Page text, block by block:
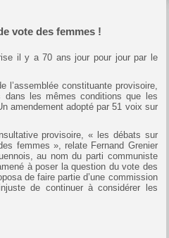
vote des femmes !
il y a 70 ans jour pour jour par le
l’assemblée constituante provisoire,
les mêmes conditions que les
amendement adopté par 51 voix sur
provisoire, « les débats sur
femmes », relate Fernand Grenier
au nom du parti communiste
à poser la question du vote des
de faire partie d’une commission
de continuer à considérer les